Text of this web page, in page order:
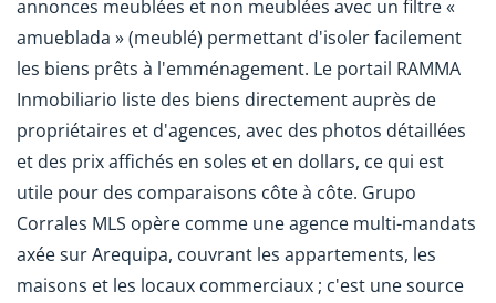
annonces meublées et non meublées avec un filtre «
amueblada » (meublé) permettant d'isoler facilement
les biens prêts à l'emménagement. Le portail RAMMA
Inmobiliario liste des biens directement auprès de
propriétaires et d'agences, avec des photos détaillées
et des prix affichés en soles et en dollars, ce qui est
utile pour des comparaisons côte à côte. Grupo
Corrales MLS opère comme une agence multi-mandats
axée sur Arequipa, couvrant les appartements, les
maisons et les locaux commerciaux ; c'est une source